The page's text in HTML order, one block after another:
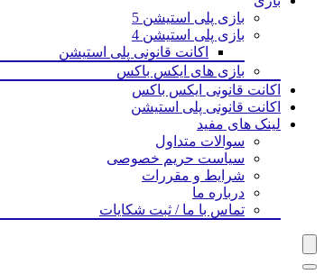
بازی پلی استیشن 5
بازی پلی استیشن 4
اکانت قانونی پلی استیشن
بازی های ایکس باکس
اکانت قانونی ایکس باکس
اکانت قانونی پلی استیشن
لینک های مفید
سوالات متداول
سیاست حریم خصوصی
شرایط و مقررات
درباره ما
تماس با ما / ثبت شکایات